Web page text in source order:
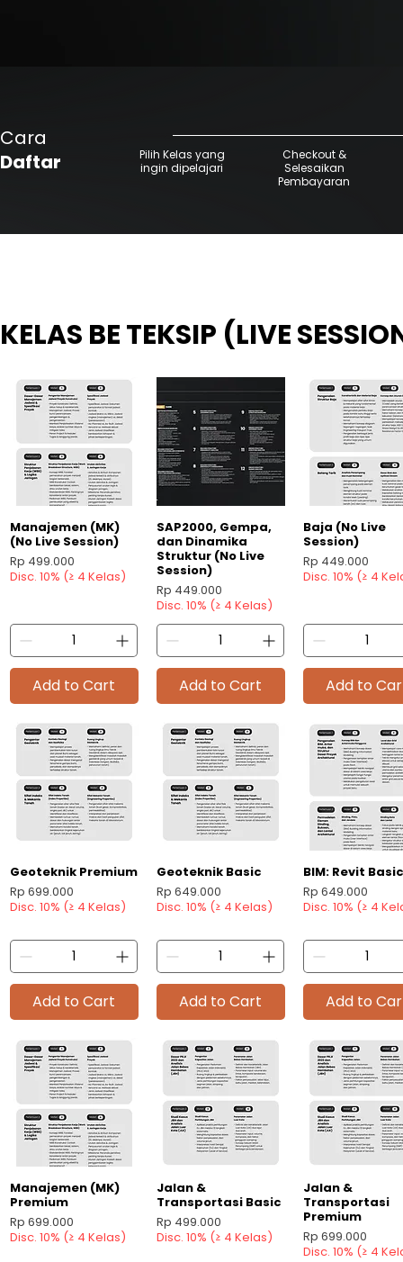
Cara
Daftar
Pilih Kelas yang
ingin dipelajari
Checkout &
Selesaikan
Pembayaran
Quick View
Manajemen (MK)
(No Live Session)
Price
Rp 499.000
Disc. 10% (≥ 4 Kelas)
Add to Cart
Quick View
SAP2000, Gempa,
dan Dinamika
Struktur (No Live
Session)
Price
Rp 449.000
Disc. 10% (≥ 4 Kelas)
Add to Cart
Quick View
Baja (No Live
Session)
Price
Rp 449.000
Disc. 10% (≥ 4
Add to
Quick View
Geoteknik Premium
Price
Rp 699.000
Disc. 10% (≥ 4 Kelas)
Add to Cart
Quick View
Geoteknik Basic
Price
Rp 649.000
Disc. 10% (≥ 4 Kelas)
Add to Cart
Quick View
BIM: Revit Basic
Price
Rp 649.000
Disc. 10% (≥ 4
Add to
Quick View
Manajemen (MK)
Premium
Price
Rp 699.000
Disc. 10% (≥ 4 Kelas)
Quick View
Jalan &
Transportasi Basic
Price
Rp 499.000
Disc. 10% (≥ 4 Kelas)
Quick View
Jalan &
Transportasi
Premium
Price
Rp 699.000
Disc. 10% (≥ 4
KELAS BE TEKSIP (LIVE